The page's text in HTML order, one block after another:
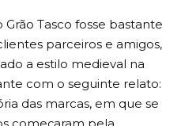
Tasco fosse bastante
parceiros e amigos,
a estilo medieval na
com o seguinte relato:
das marcas, em que se